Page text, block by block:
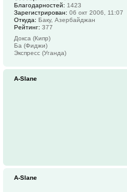
Благодарностей: 1423
Зарегистрирован: 06 окт 2006, 11:07
Откуда: Баку, Азербайджан
Рейтинг: 377
Докса (Кипр)
Ба (Фиджи)
Экспресс (Уганда)
A-Slane
A-Slane